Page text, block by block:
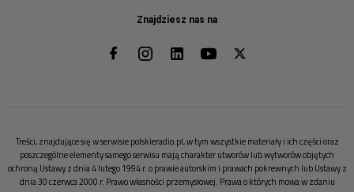
Znajdziesz nas na
Treści, znajdujące się w serwisie polskieradio.pl, w tym wszystkie materiały i ich części oraz
poszczególne elementy samego serwisu mają charakter utworów lub wytworów objętych
ochroną Ustawy z dnia 4 lutego 1994 r. o prawie autorskim i prawach pokrewnych lub Ustawy z
dnia 30 czerwca 2000 r. Prawo własności przemysłowej. Prawa o których mowa w zdaniu